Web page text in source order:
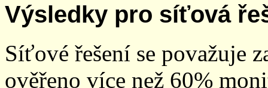
Výsledky pro síťová
Síťové řešení se považuje
ověřeno více než 60%